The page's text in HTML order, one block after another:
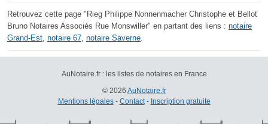
Retrouvez cette page "Rieg Philippe Nonnenmacher Christophe et Bellot
Bruno Notaires Associés Rue Monswiller" en partant des liens : notaire
Grand-Est, notaire 67, notaire Saverne.
AuNotaire.fr : les listes de notaires en France
© 2026 AuNotaire.fr
Mentions légales- Contact- Inscription gratuite